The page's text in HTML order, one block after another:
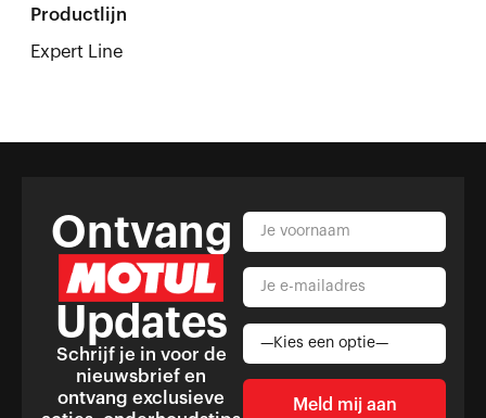
Productlijn
Expert Line
Ontvang
Updates
Schrijf je in voor de
nieuwsbrief en
ontvang exclusieve